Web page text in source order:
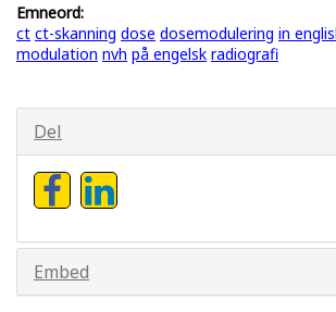
Emneord:
ct ct-skanning dose dosemodulering in
modulation nvh på engelsk radiografi
Del
Embed